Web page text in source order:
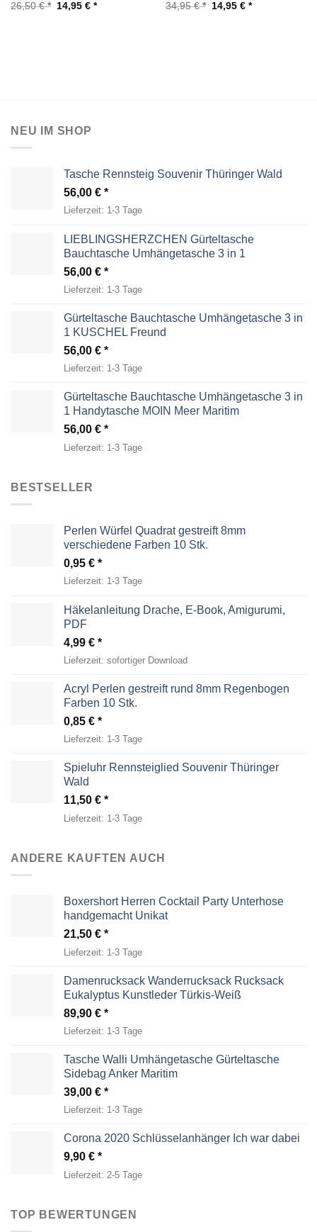
26,50€
Ursprünglicher
14,95 € Aktueller
34,95€
Ursprünglicher
14,95 € Aktueller
NEU IM SHOP
Tasche Rennsteig Souvenir Thüringer Wald
56,00 €
Lieferzeit: 1-3 Tage
LIEBLINGSHERZCHEN Gürteltasche
Bauchtasche Umhängetasche 3 in 1
56,00 €
Lieferzeit: 1-3 Tage
Gürteltasche Bauchtasche Umhängetasche 3 in
1 KUSCHEL Freund
56,00 €
Lieferzeit: 1-3 Tage
Gürteltasche Bauchtasche Umhängetasche 3 in
1 Handytasche MOIN Meer Maritim
56,00 €
Lieferzeit: 1-3 Tage
BESTSELLER
Perlen Würfel Quadrat gestreift 8mm
verschiedene Farben 10 Stk.
0,95 €
Lieferzeit: 1-3 Tage
Häkelanleitung Drache, E-Book, Amigurumi,
PDF
4,99 €
Lieferzeit: sofortiger Download
Acryl Perlen gestreift rund 8mm Regenbogen
Farben 10 Stk.
0,85 €
Lieferzeit: 1-3 Tage
Spieluhr Rennsteiglied Souvenir Thüringer
Wald
11,50 €
Lieferzeit: 1-3 Tage
ANDERE KAUFTEN AUCH
Boxershort Herren Cocktail Party Unterhose
handgemacht Unikat
21,50 €
Lieferzeit: 1-3 Tage
Damenrucksack Wanderrucksack Rucksack
Eukalyptus Kunstleder Türkis-Weiß
89,90 €
Lieferzeit: 1-3 Tage
Tasche Walli Umhängetasche Gürteltasche
Sidebag Anker Maritim
39,00 €
Lieferzeit: 1-3 Tage
Corona 2020 Schlüsselanhänger Ich war dabei
9,90 €
Lieferzeit: 2-5 Tage
TOP BEWERTUNGEN